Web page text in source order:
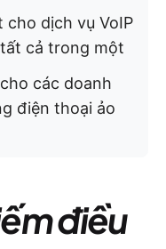
cho dịch vụ VoIP
cả trong một
các doanh
điện thoại ảo
điều